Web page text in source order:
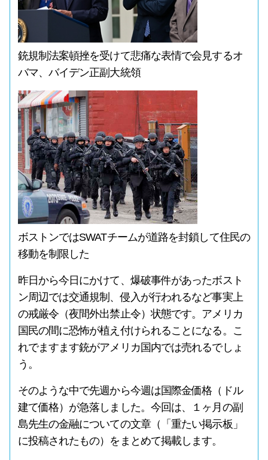
銃規制法案頓挫を受けて悲痛な表情で会見するオ
バマ、バイデン正副大統領
ボストンではSWATチームが道路を封鎖して住民の
移動を制限した
昨日から今日にかけて、爆破事件があったボスト
ン周辺では交通規制、侵入が行われるなど事実上
の戒厳令（夜間外出禁止令）状態です。アメリカ
国民の間に恐怖が植え付けられることになる。こ
れでますます銃がアメリカ国内では売れるでしょ
う。
そのような中で先週から今週は国際金価格（ドル
建て価格）が急落しました。今回は、１ヶ月の副
島先生の金融についての文章（「重たい掲示板」
に投稿されたもの）をまとめて掲載します。